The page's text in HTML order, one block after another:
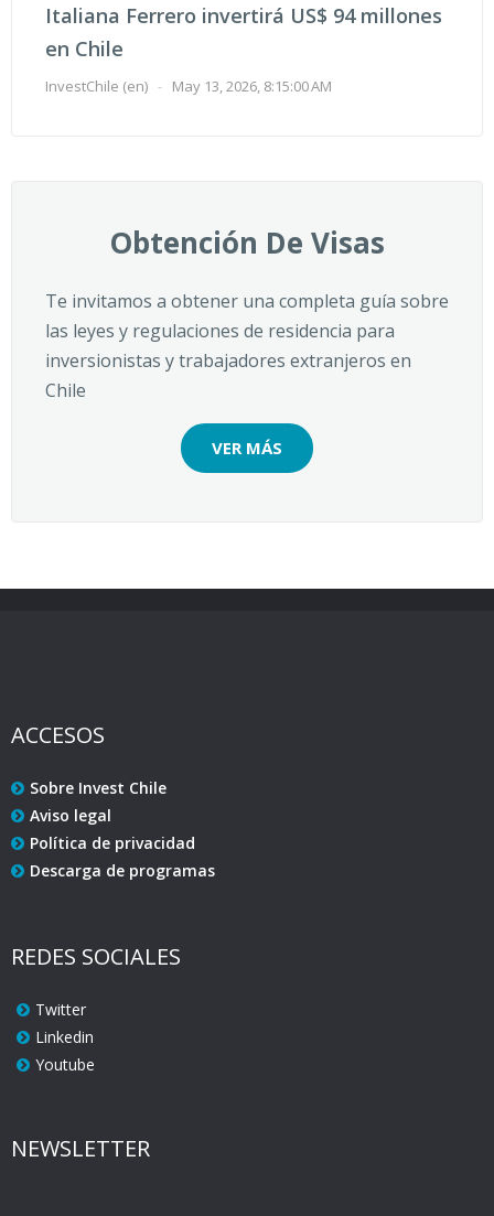
Italiana Ferrero invertirá US$ 94 millones
en Chile
InvestChile (en) - May 13, 2026, 8:15:00 AM
Obtención De Visas
Te invitamos a obtener una completa guía sobre
las leyes y regulaciones de residencia para
inversionistas y trabajadores extranjeros en
Chile
VER MÁS
ACCESOS
Sobre Invest Chile
Aviso legal
Política de privacidad
Descarga de programas
REDES SOCIALES
Twitter
Linkedin
Youtube
NEWSLETTER